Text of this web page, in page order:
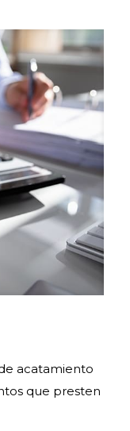
acatamiento
que presten